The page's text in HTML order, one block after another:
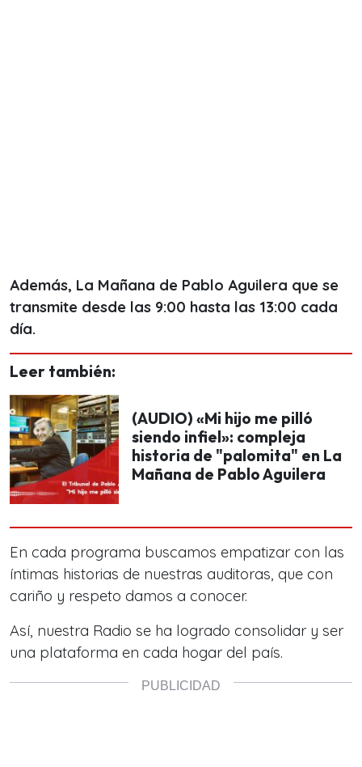
Además, La Mañana de Pablo Aguilera que se
transmite desde las 9:00 hasta las 13:00 cada
día.
Leer también:
(AUDIO) «Mi hijo me pilló
siendo infiel»: compleja
historia de "palomita" en La
Mañana de Pablo Aguilera
En cada programa buscamos empatizar con las
íntimas historias de nuestras auditoras, que con
cariño y respeto damos a conocer.
Así, nuestra Radio se ha logrado consolidar y ser
una plataforma en cada hogar del país.